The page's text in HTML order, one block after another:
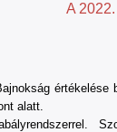
A
alatt.